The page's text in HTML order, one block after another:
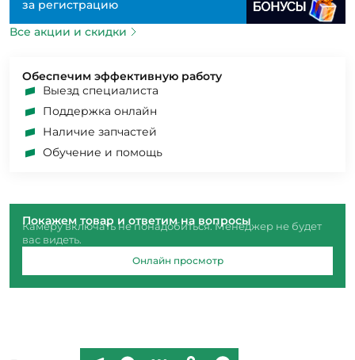
за регистрацию
Все акции и скидки
Обеспечим эффективную работу
Выезд специалиста
Поддержка онлайн
Наличие запчастей
Обучение и помощь
Покажем товар и ответим на вопросы
Камеру включать не понадобиться. Менеджер не будет
вас видеть.
Онлайн просмотр